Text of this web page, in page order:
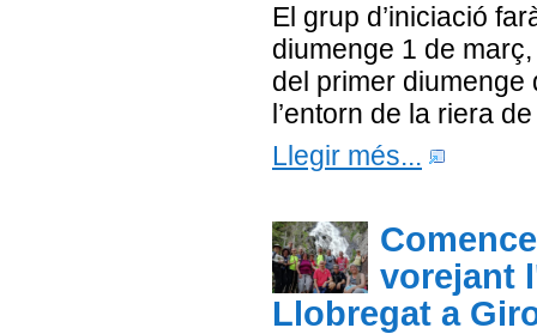
El grup d’iniciació
diumenge 1 de
del primer diumenge
l’entorn de la riera
Llegir més...
vorejant
Llobregat a